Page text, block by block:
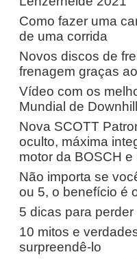
Como fazer uma
de uma corrida
Novos discos de
frenagem graças
Vídeo com os
Mundial de
Nova SCOTT
oculto, máxima
motor da BOSCH
Não importa se
ou 5, o benefício é
5 dicas para
10 mitos e
surpreendê-lo